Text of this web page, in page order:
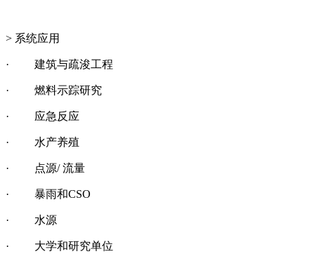
> 系统应用
· 建筑与疏浚工程
· 燃料示踪研究
· 应急反应
· 水产养殖
· 点源/ 流量
· 暴雨和CSO
· 水源
· 大学和研究单位